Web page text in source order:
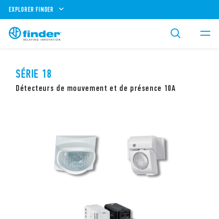
EXPLORER FINDER
SÉRIE 18
Détecteurs de mouvement et de présence 10A